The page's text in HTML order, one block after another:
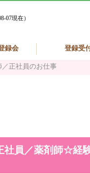
07現在）
録会 登録受
正社員のお仕事
社員／薬剤師☆経